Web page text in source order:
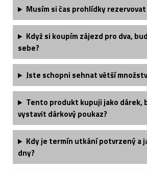
Musím si čas prohlídky
Když si koupím zájezd pro dva,
sebe?
Jste schopni sehnat větší
Tento produkt kupuji jako dárek,
vystavit dárkový poukaz?
Kdy je termín utkání potvrzený a
dny?